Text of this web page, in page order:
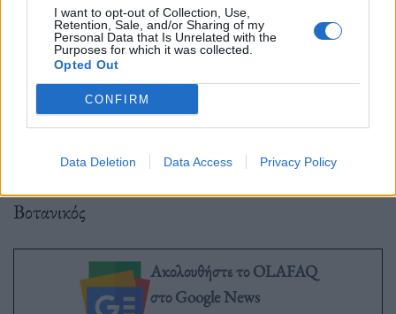
I want to opt-out of Collection, Use,
Retention, Sale, and/or Sharing of my
Personal Data that Is Unrelated with the
Purposes for which it was collected.
Opted Out
CONFIRM
Data Deletion Data Access Privacy Policy
τηλεφωνικά 211 7700 000
Nova | Public | Ευριπίδης | Viva Spot Τεχνόπολης
ΠΛΥΦΑ
Βοτανικός
Ακολουθήστε το OLAFAQ
στο Google News